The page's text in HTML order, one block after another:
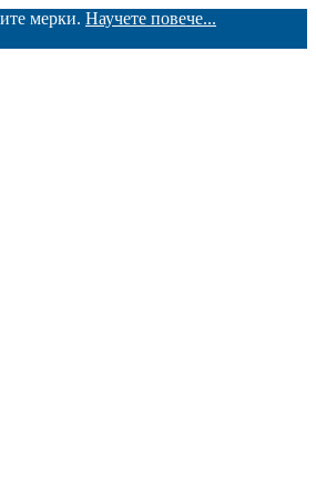
мерки. Научете повече...